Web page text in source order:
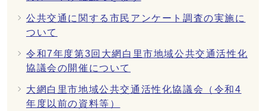
公共交通に関する市民アンケート調査の実施に
ついて
令和7年度第3回大網白里市地域公共交通活性化
協議会の開催について
大網白里市地域公共交通活性化協議会（令和4
年度以前の資料等）